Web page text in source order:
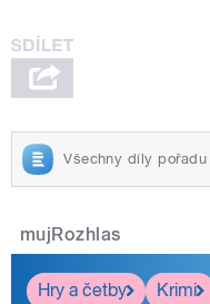
Všechny díly pořadu
mujRozhlas
Hry a četby
Krimi